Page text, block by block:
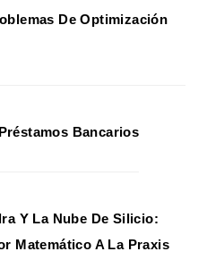
De Optimización
Bancarios
Y La Nube De Silicio:
Matemático A La Praxis